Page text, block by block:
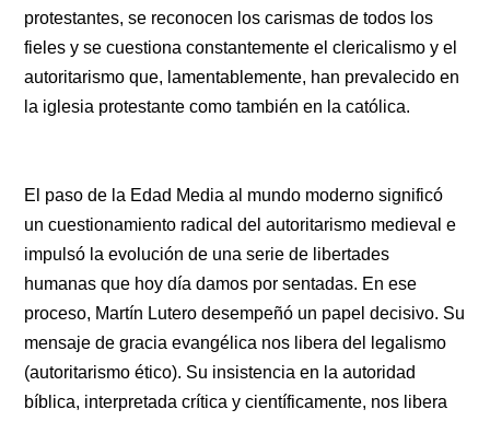
protestantes, se reconocen los carismas de todos los
fieles y se cuestiona constantemente el clericalismo y el
autoritarismo que, lamentablemente, han prevalecido en
la iglesia protestante como también en la católica.
El paso de la Edad Media al mundo moderno significó
un cuestionamiento radical del autoritarismo medieval e
impulsó la evolución de una serie de libertades
humanas que hoy día damos por sentadas. En ese
proceso, Martín Lutero desempeñó un papel decisivo. Su
mensaje de gracia evangélica nos libera del legalismo
(autoritarismo ético). Su insistencia en la autoridad
bíblica, interpretada crítica y científicamente, nos libera